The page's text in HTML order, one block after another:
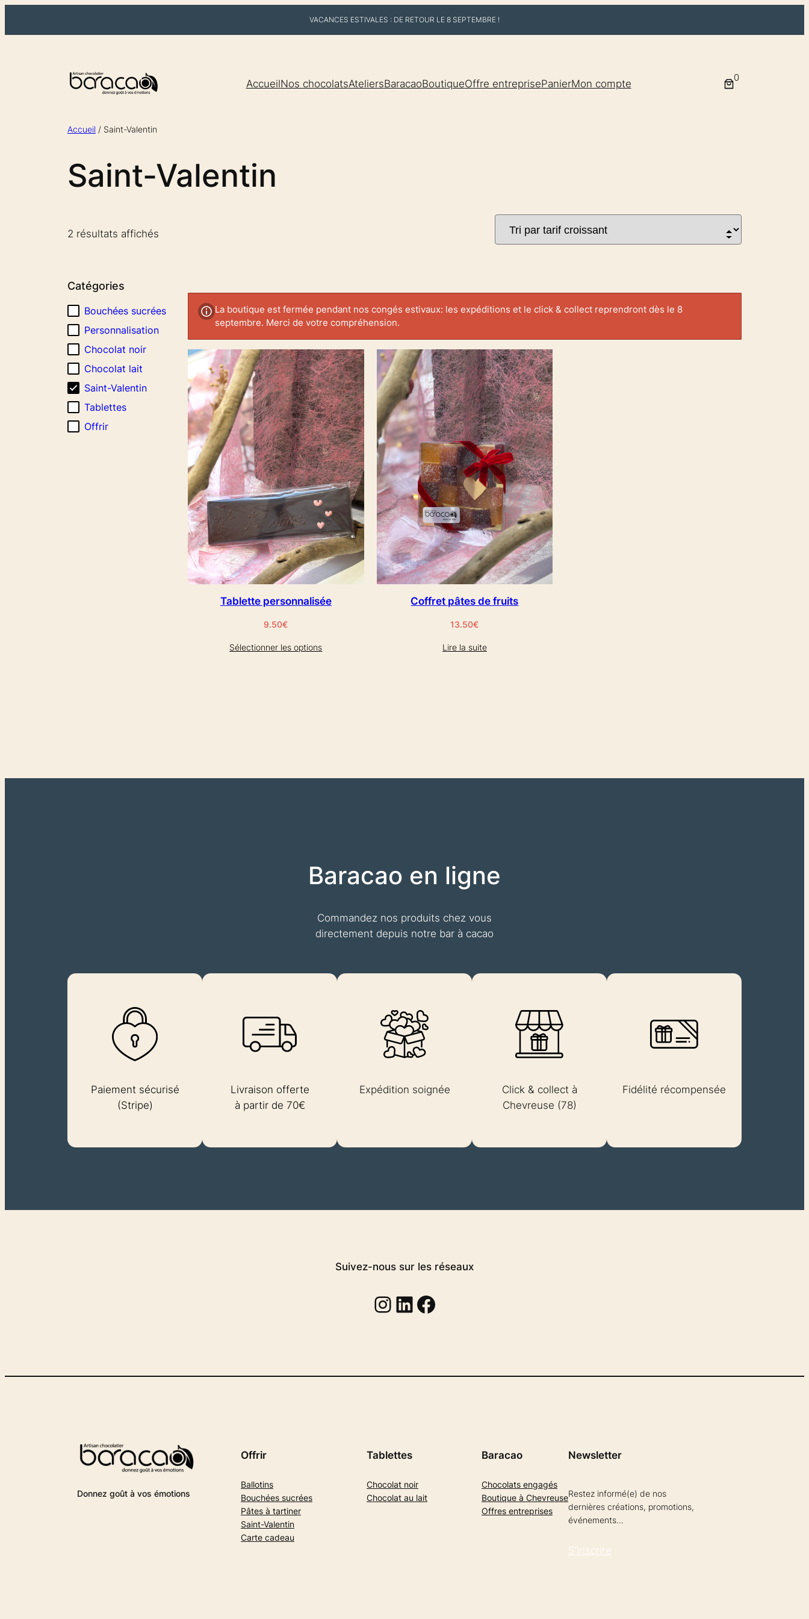
VACANCES ESTIVALES : DE RETOUR LE 8 SEPTEMBRE !
AccueilNos chocolatsAteliersBaracaoBoutiqueOffre entreprisePanierMon compte
0
Accueil / Saint-Valentin
Saint-Valentin
2 résultats affichés
Catégories
Bouchées sucrées
Personnalisation
Chocolat noir
Chocolat lait
Saint-Valentin
Tablettes
Offrir
La boutique est fermée pendant nos congés estivaux: les expéditions et le click & collect reprendront dès le 8
septembre. Merci de votre compréhension.
Tablette personnalisée
9.50€
Sélectionner les options
Coffret pâtes de fruits
13.50€
Lire la suite
Baracao en ligne
Commandez nos produits chez vous
directement depuis notre bar à cacao
Paiement sécurisé
(Stripe)
Livraison offerte
à partir de 70€
Expédition soignée
Click & collect à
Chevreuse (78)
Fidélité récompensée
Suivez-nous sur les réseaux
Instagram
Linkedin
Facebook
Donnez goût à vos émotions
Offrir
Ballotins
Bouchées sucrées
Pâtes à tartiner
Saint-Valentin
Carte cadeau
Tablettes
Chocolat noir
Chocolat au lait
Baracao
Chocolats engagés
Boutique à Chevreuse
Offres entreprises
Newsletter
Restez informé(e) de nos
dernières créations, promotions,
événements…
S’inscrire